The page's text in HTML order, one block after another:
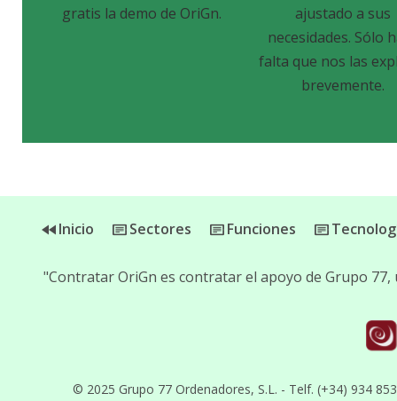
gratis la demo de OriGn.
ajustado a sus
necesidades. Sólo
falta que nos las
brevemente.
Inicio Sectores Funciones
© 2025 Grupo 77 Ordenadores, S.L. - Telf. (+34) 934
"Contratar OriGn es contratar el apoyo de Grupo